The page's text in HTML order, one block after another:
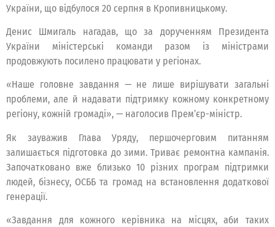
України, що відбулося 20 серпня в Кропивницькому.
Денис Шмигаль нагадав, що за дорученням Президента
України міністерські команди разом із міністрами
продовжують посилено працювати у регіонах.
«Наше головне завдання — не лише вирішувати загальні
проблеми, але й надавати підтримку кожному конкретному
регіону, кожній громаді», — наголосив Прем’єр-міністр.
Як зауважив Глава Уряду, першочерговим питанням
залишається підготовка до зими. Триває ремонтна кампанія.
Започатковано вже близько 10 різних програм підтримки
людей, бізнесу, ОСББ та громад на встановлення додаткової
генерації.
«Завдання для кожного керівника на місцях, аби таких